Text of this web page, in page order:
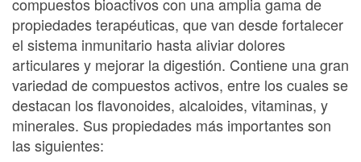
propiedades terapéuticas, que van desde fortalecer
el sistema inmunitario hasta aliviar dolores
articulares y mejorar la digestión. Contiene una gran
variedad de compuestos activos, entre los cuales se
destacan los flavonoides, alcaloides, vitaminas, y
minerales. Sus propiedades más importantes son
las siguientes: